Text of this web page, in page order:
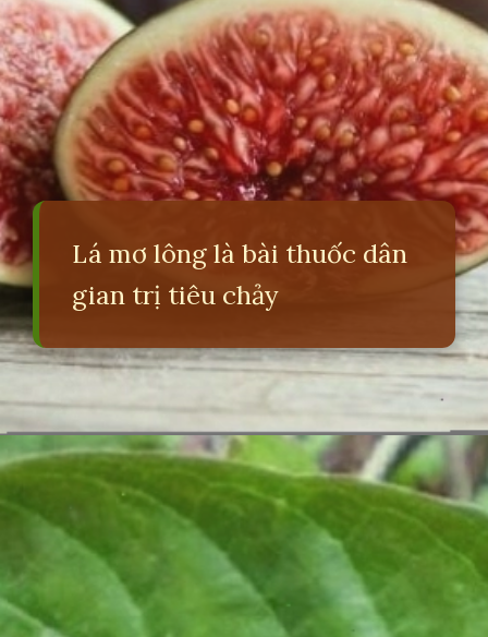
Lá mơ lông là bài thuốc dân
gian trị tiêu chảy
Đang mở